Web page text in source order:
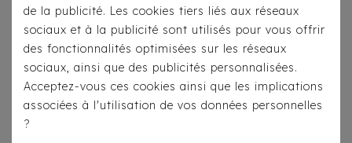
de la publicité. Les cookies tiers liés aux réseaux
sociaux et à la publicité sont utilisés pour vous offrir
des fonctionnalités optimisées sur les réseaux
sociaux, ainsi que des publicités personnalisées.
Acceptez-vous ces cookies ainsi que les implications
associées à l'utilisation de vos données personnelles
?